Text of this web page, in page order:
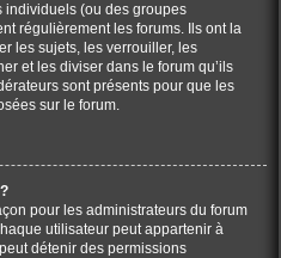
individuels (ou des groupes
régulièrement les forums. Ils ont la
les sujets, les verrouiller, les
et les diviser dans le forum qu’ils
sont présents pour que les
sur le forum.
pour les administrateurs du forum
utilisateur peut appartenir à
détenir des permissions